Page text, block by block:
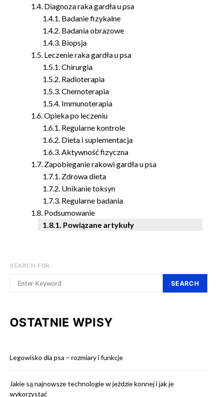
Diagnoza raka gardła u psa
Badanie fizykalne
Badania obrazowe
Biopsja
Leczenie raka gardła u psa
Chirurgia
Radioterapia
Chemoterapia
Immunoterapia
Opieka po leczeniu
Regularne kontrole
Dieta i suplementacja
Aktywność fizyczna
Zapobieganie rakowi gardła u psa
Zdrowa dieta
Unikanie toksyn
Regularne badania
Podsumowanie
Powiązane artykuły
SEARCH FOR:
SEARCH
OSTATNIE WPISY
Legowisko dla psa – rozmiary i funkcje
Jakie są najnowsze technologie w jeździe konnej i jak je
wykorzystać